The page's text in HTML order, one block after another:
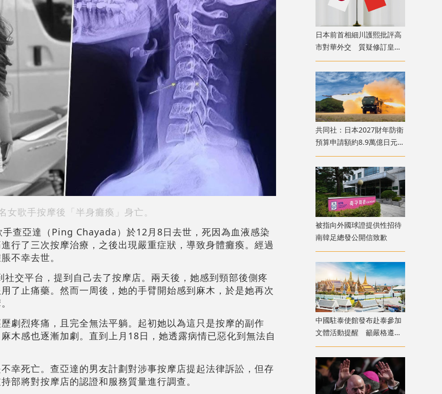
女歌手按摩後「半身癱瘓」身亡。
查亞達（Ping Chayada）於12月8日去世，死因為血液感染
行了三次按摩治療，之後出現嚴重症狀，導致身體癱瘓。經過
不幸去世。
交平台，提到自己去了按摩店。兩天後，她感到頸部後側疼
了止痛藥。然而一周後，她的手臂開始感到麻木，於是她再次
劇烈疼痛，且完全無法平躺。起初她以為這只是按摩的副作
木感也逐漸加劇。直到上月18日，她透露病情已惡化到無法自
幸死亡。查亞達的男友計劃對涉事按摩店提起法律訴訟，但存
部將對按摩店的認證和服務質量進行調查。
日本前首相細川護熙批評高
市對華外交 質疑修訂皇室
典範
共同社：日本2027財年防衛
預算申請額約8.9萬億日元
創歷史新高
被指向外國球證提供性招待
南韓足總發公開信致歉
中國駐泰使館發布赴泰參加
文體活動提醒 籲嚴格遵守
法律法規及信仰風俗